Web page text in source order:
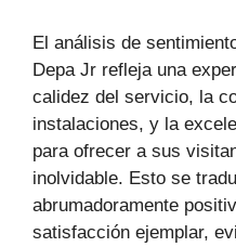
El análisis de
Depa Jr refleja una
calidez del servicio, la
instalaciones, y la
para ofrecer a sus
inolvidable. Esto se
abrumadoramente
satisfacción ejemplar,